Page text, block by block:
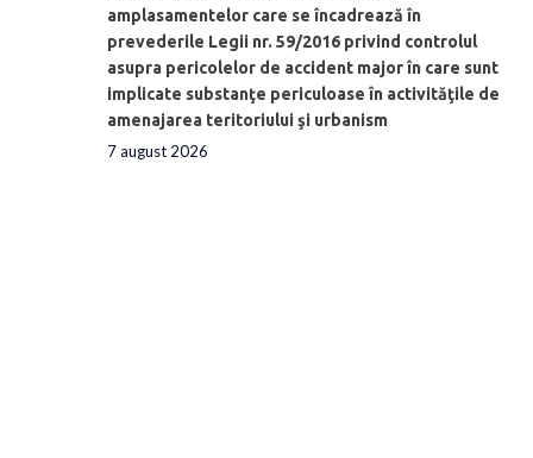
amplasamentelor care se încadrează în
prevederile Legii nr. 59/2016 privind controlul
asupra pericolelor de accident major în care sunt
implicate substanţe periculoase în activităţile de
amenajarea teritoriului şi urbanism
7 august 2026